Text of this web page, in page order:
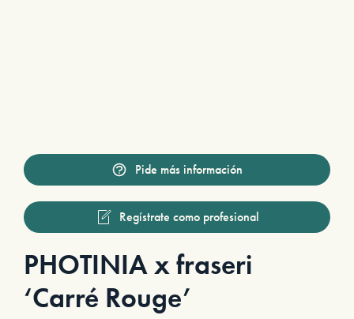
Pide más información
Regístrate como profesional
PHOTINIA x fraseri
‘Carré Rouge’